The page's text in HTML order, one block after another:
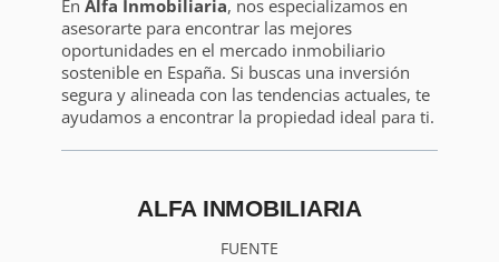
En Alfa Inmobiliaria, nos especializamos en
asesorarte para encontrar las mejores
oportunidades en el mercado inmobiliario
sostenible en España. Si buscas una inversión
segura y alineada con las tendencias actuales, te
ayudamos a encontrar la propiedad ideal para ti.
ALFA INMOBILIARIA
FUENTE